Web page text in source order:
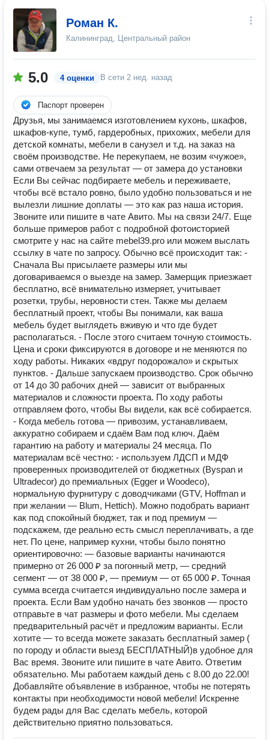
Роман К.
Калининград, Центральный район
5.0 4 оценки В сети 2 нед. назад
Паспорт проверен
Друзья, мы занимаемся изготовлением кухонь, шкафов,
шкафов-купе, тумб, гaрдеpoбных, пpихoжих, мебели для
дeтcкoй кoмнaты, мeбели в caнузeл и т.д. на заказ на
своём производстве. Не перекупаем, не возим «чужое»,
сами отвечаем за результат — от замера до установки
Если Вы сейчас подбираете мебель и переживаете,
чтобы всё встало ровно, было удобно пользоваться и не
вылезли лишние доплаты — это как раз наша история.
Звоните или пишите в чате Авито. Мы на связи 24/7. Еще
больше примеров работ с подробной фотоисторией
смотрите у нас на сайте mebel39.pro или можем выслать
ссылку в чате по запросу. Обычно всё происходит так: -
Сначала Вы присылаете размеры или мы
договариваемся о выезде на замер. Замерщик приезжает
бесплатно, всё внимательно измеряет, учитывает
розетки, трубы, неровности стен. Также мы делаем
бесплатный проект, чтобы Вы понимали, как ваша
мебель будет выглядеть вживую и что где будет
располагаться. - После этого считаем точную стоимость.
Цена и сроки фиксируются в договоре и не меняются по
ходу работы. Никаких «вдруг подорожало» и скрытых
пунктов. - Дальше запускаем производство. Срок обычно
от 14 до 30 рабочих дней — зависит от выбранных
материалов и сложности проекта. По ходу работы
отправляем фото, чтобы Вы видели, как всё собирается.
- Когда мебель готова — привозим, устанавливаем,
аккуратно собираем и сдаём Вам под ключ. Даём
гарантию на работу и материалы 24 месяца. По
материалам всё честно: - используем ЛДСП и МДФ
проверенных производителей от бюджетных (Byspan и
Ultradecor) до премиальных (Egger и Woodeco),
нормальную фурнитуру с доводчиками (GTV, Hoffman и
при желании — Blum, Hettich). Можно подобрать вариант
как под спокойный бюджет, так и под премиум —
подскажем, где реально есть смысл переплачивать, а где
нет. По цене, например кухни, чтобы было понятно
ориентировочно: — базовые варианты начинаются
примерно от 26 000 ₽ за погонный метр, — средний
сегмент — от 38 000 ₽, — премиум — от 65 000 ₽. Точная
сумма всегда считается индивидуально после замера и
проекта. Если Вам удобно начать без звонков — просто
отправьте в чат размеры и фото мебели. Мы сделаем
предварительный расчёт и предложим варианты. Если
хотите — то всегда можете заказать бесплатный замер (
по городу и области выезд БЕСПЛАТНЫЙ)в удобное для
Вас время. Звоните или пишите в чате Авито. Ответим
обязательно. Мы работаем каждый день с 8.00 до 22.00!
Добавляйте объявление в избранное, чтобы не потерять
контакты при необходимости новой мебели! Искренне
будем рады для Вас сделать мебель, которой
действительно приятно пользоваться.